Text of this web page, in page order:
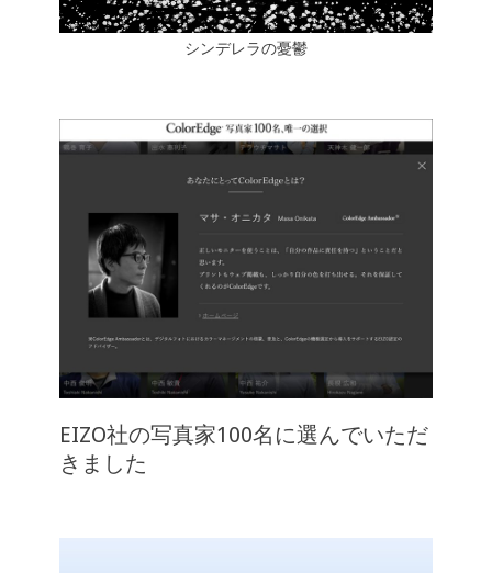
シンデレラの憂鬱
EIZO社の写真家100名に選んでいただ
きました